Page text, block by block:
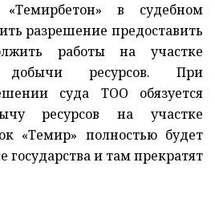
в судебном
разрешение предоставить
работы на участке
добычи ресурсов. При
суда ТОО обязуется
ресурсов на участке
«Темир» полностью будет
государства и там прекратят